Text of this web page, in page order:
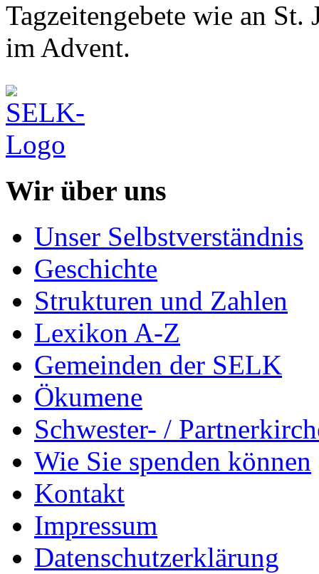
Tagzeitengebete wie an
im Advent.
Wir über uns
Unser Selbstverständnis
Geschichte
Strukturen und Zahlen
Lexikon A-Z
Gemeinden der SELK
Ökumene
Schwester- /
Wie Sie spenden können
Kontakt
Impressum
Datenschutzerklärung